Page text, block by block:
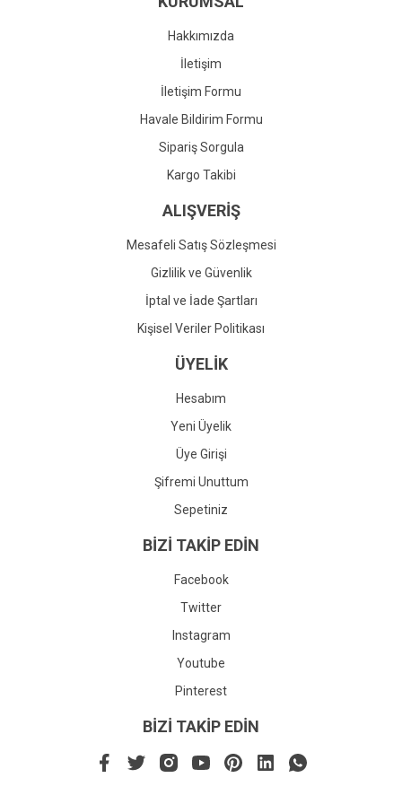
Gönder
Hakkımızda
İletişim
İletişim Formu
Havale Bildirim Formu
Sipariş Sorgula
Kargo Takibi
ALIŞVERİŞ
Mesafeli Satış Sözleşmesi
Gizlilik ve Güvenlik
İptal ve İade Şartları
Kişisel Veriler Politikası
ÜYELİK
Hesabım
Yeni Üyelik
Üye Girişi
Şifremi Unuttum
Sepetiniz
BİZİ TAKİP EDİN
Facebook
Twitter
Instagram
Youtube
Pinterest
BİZİ TAKİP EDİN